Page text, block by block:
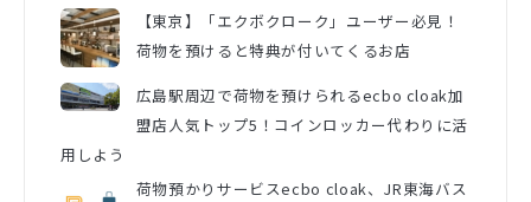
【東京】「エクボクローク」ユーザー必見！
荷物を預けると特典が付いてくるお店
広島駅周辺で荷物を預けられるecbo cloak加
盟店人気トップ5！コインロッカー代わりに活
用しよう
荷物預かりサービスecbo cloak、JR東海バス